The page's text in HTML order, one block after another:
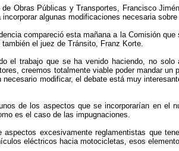
de Obras Públicas y Transportes, Francisco
algunas modificaciones necesaria sobre
compareció esta mañana a la Comisión
el juez de Tránsito, Franz Korte.
el trabajo que se ha venido haciendo, no
creemos totalmente viable poder mandar
necesario modificar, el debate está muy
de los aspectos que se incorporarían en el
es el caso de las impugnaciones.
aspectos excesivamente reglamentistas que
eléctricos hacia motocicletas, esos